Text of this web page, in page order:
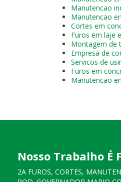
Manutencao
Manutencao
Cortes em
Furos em laje
Montagem de
Empresa de
Servicos de
Furos em
Manutencao
Nosso Trabalho É
2A FUROS, CORTES,